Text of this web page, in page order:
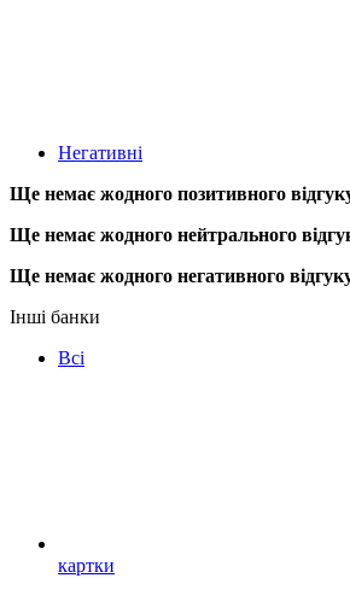
Негативні
Ще немає жодного позитивного
Ще немає жодного нейтрального
Ще немає жодного негативного
Інші банки
Всі
картки